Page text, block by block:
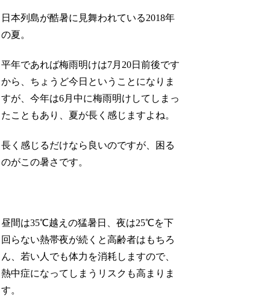
日本列島が酷暑に見舞われている2018年
の夏。
平年であれば梅雨明けは7月20日前後です
から、ちょうど今日ということになりま
すが、今年は6月中に梅雨明けしてしまっ
たこともあり、夏が長く感じますよね。
長く感じるだけなら良いのですが、困る
のがこの暑さです。
昼間は35℃越えの猛暑日、夜は25℃を下
回らない熱帯夜が続くと高齢者はもちろ
ん、若い人でも体力を消耗しますので、
熱中症になってしまうリスクも高まりま
す。